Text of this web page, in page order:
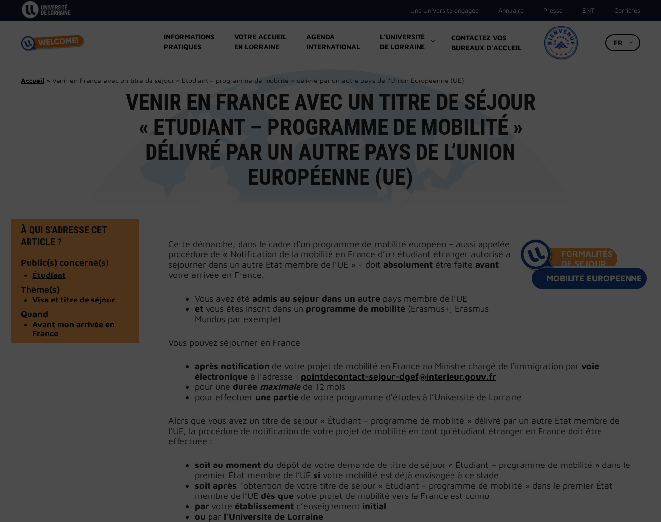
Une Université engagée Annuaire Presse ENT Carrières
INFORMATIONS
PRATIQUES
VOTRE ACCUEIL
EN LORRAINE
AGENDA
INTERNATIONAL
L’UNIVERSITÉ
DE LORRAINE
CONTACTEZ VOS
BUREAUX D’ACCUEIL
FR
Accueil » Venir en France avec un titre de séjour « Etudiant – programme de mobilité » délivré par un autre pays de l’Union Européenne (UE)
VENIR EN FRANCE AVEC UN TITRE DE SÉJOUR
« ETUDIANT – PROGRAMME DE MOBILITÉ »
DÉLIVRÉ PAR UN AUTRE PAYS DE L’UNION
EUROPÉENNE (UE)
Cette démarche, dans le cadre d’un programme de mobilité européen – aussi appelée
procédure de « Notification de la mobilité en France d’un étudiant étranger autorisé à
séjourner dans un autre État membre de l’UE » – doit absolument être faite avant
votre arrivée en France.
Vous avez été admis au séjour dans un autre pays membre de l’UE
et vous êtes inscrit dans un programme de mobilité (Erasmus+, Erasmus
Mundus par exemple)
FORMALITÉS
DE SÉJOUR
MOBILITÉ EUROPÉENNE
Vous pouvez séjourner en France :
après notification de votre projet de mobilité en France au Ministre chargé de l’immigration par voie
électronique à l’adresse : pointdecontact-sejour-dgef@interieur.gouv.fr
pour une durée maximale de 12 mois
pour effectuer une partie de votre programme d’études à l’Université de Lorraine
Alors que vous avez un titre de séjour « Étudiant – programme de mobilité » délivré par un autre État membre de
l’UE, la procédure de notification de votre projet de mobilité en tant qu’étudiant étranger en France doit être
effectuée :
soit au moment du dépôt de votre demande de titre de séjour « Étudiant – programme de mobilité » dans le
premier État membre de l’UE si votre mobilité est déjà envisagée à ce stade
soit après l’obtention de votre titre de séjour « Étudiant – programme de mobilité » dans le premier État
membre de l’UE dès que votre projet de mobilité vers la France est connu
par votre établissement d’enseignement initial
ou par l’Université de Lorraine
À QUI S'ADRESSE CET
ARTICLE ?
Public(s) concerné(s)
Étudiant
Thème(s)
Visa et titre de séjour
Quand
Avant mon arrivée en
France